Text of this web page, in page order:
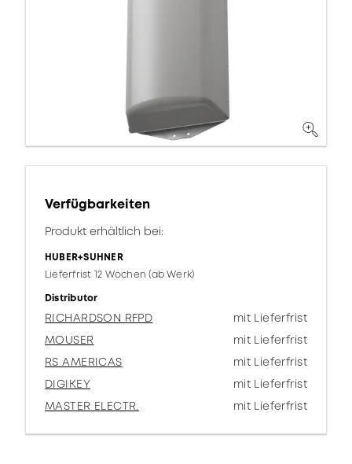
Verfügbarkeiten
Produkt erhältlich bei:
HUBER+SUHNER
Lieferfrist 12 Wochen (ab Werk)
Distributor
RICHARDSON RFPD
mit Lieferfrist
MOUSER
mit Lieferfrist
RS AMERICAS
mit Lieferfrist
DIGIKEY
mit Lieferfrist
MASTER ELECTR.
mit Lieferfrist